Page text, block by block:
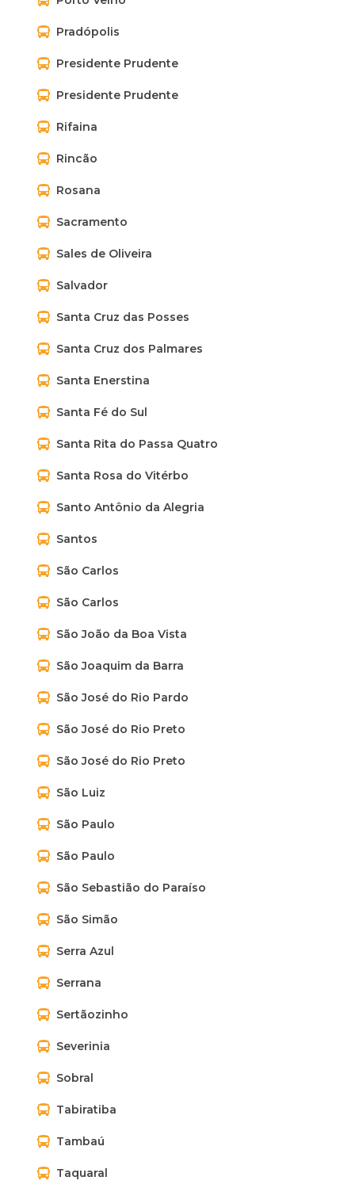
Pradópolis
Presidente Prudente
Presidente Prudente
Rifaina
Rincão
Rosana
Sacramento
Sales de Oliveira
Salvador
Santa Cruz das Posses
Santa Cruz dos Palmares
Santa Enerstina
Santa Fé do Sul
Santa Rita do Passa Quatro
Santa Rosa do Vitérbo
Santo Antônio da Alegria
Santos
São Carlos
São Carlos
São João da Boa Vista
São Joaquim da Barra
São José do Rio Pardo
São José do Rio Preto
São José do Rio Preto
São Luiz
São Paulo
São Paulo
São Sebastião do Paraíso
São Simão
Serra Azul
Serrana
Sertãozinho
Severinia
Sobral
Tabiratiba
Tambaú
Taquaral